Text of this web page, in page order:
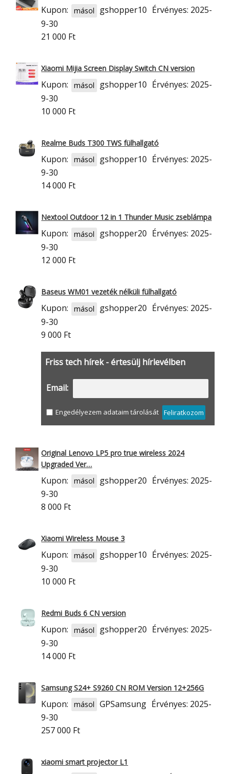
Kupon: másol gshopper10 Érvényes: 2025-
9-30
21 000 Ft
Xiaomi Mijia Screen Display Switch CN version
Kupon: másol gshopper10 Érvényes: 2025-
9-30
10 000 Ft
Realme Buds T300 TWS fülhallgató
Kupon: másol gshopper10 Érvényes: 2025-
9-30
14 000 Ft
Nextool Outdoor 12 in 1 Thunder Music zseblámpa
Kupon: másol gshopper20 Érvényes: 2025-
9-30
12 000 Ft
Baseus WM01 vezeték nélküli fülhallgató
Kupon: másol gshopper20 Érvényes: 2025-
9-30
9 000 Ft
Friss tech hírek - értesülj hírlevélben
Email:
Engedélyezem adataim tárolását Feliratkozom
Original Lenovo LP5 pro true wireless 2024
Upgraded Ver…
Kupon: másol gshopper20 Érvényes: 2025-
9-30
8 000 Ft
Xiaomi Wireless Mouse 3
Kupon: másol gshopper10 Érvényes: 2025-
9-30
10 000 Ft
Redmi Buds 6 CN version
Kupon: másol gshopper20 Érvényes: 2025-
9-30
14 000 Ft
Samsung S24+ S9260 CN ROM Version 12+256G
Kupon: másol GPSamsung Érvényes: 2025-
9-30
257 000 Ft
xiaomi smart projector L1